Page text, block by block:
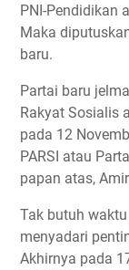
PNI-Pendidikan
Maka
baru.
Partai baru
Rakyat Sosialis
pada 12
PARSI atau
papan atas,
Tak butuh
menyadari
Akhirnya pada